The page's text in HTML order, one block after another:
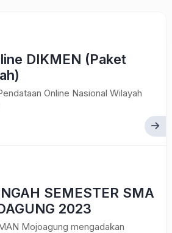
DIKMEN (Paket
Online Nasional Wilayah
SEMESTER SMA
2023
Mojoagung mengadakan